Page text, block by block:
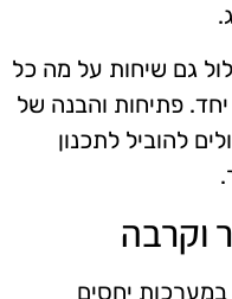
גם שיחות על מה כל
יחד. פתיחות והבנה של
להוביל לתכנון
וקרבה
במערכות יחסים